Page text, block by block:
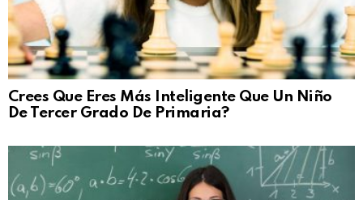
Crees Que Eres Más Inteligente Que Un Niño
De Tercer Grado De Primaria?